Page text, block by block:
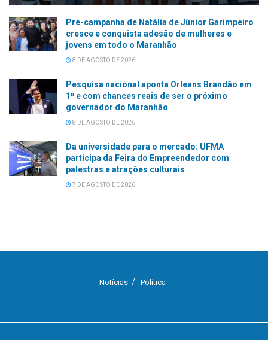
Pré-campanha de Natália de Júnior Garimpeiro
cresce e conquista adesão de mulheres e
jovens em todo o Maranhão
8 DE AGOSTO DE 2026
Pesquisa nacional aponta Orleans Brandão em
1⁰ e com chances reais de ser o próximo
governador do Maranhão
8 DE AGOSTO DE 2026
Da universidade para o mercado: UFMA
participa da Feira do Empreendedor com
palestras e atrações culturais
7 DE AGOSTO DE 2026
Notícias Política